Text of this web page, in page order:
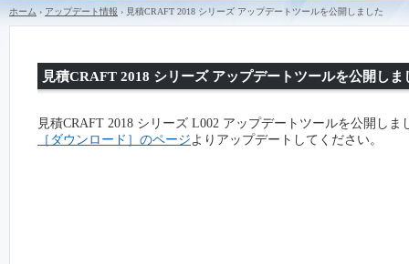
ホーム › アップデート情報 › 見積CRAFT 2018 シリーズ アップデートツールを公開しました
見積CRAFT 2018 シリーズ アップデートツールを公開しま
見積CRAFT 2018 シリーズ L002 アップデートツールを公開しま
［ダウンロード］のページよりアップデートしてください。